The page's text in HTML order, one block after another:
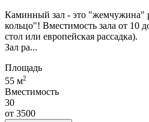
Каминный зал - это "жемчужина"
кольцо"! Вместимость зала от 10
стол или европейская рассадка).
Зал ра...
Площадь
55 м2
Вместимость
30
от 3500